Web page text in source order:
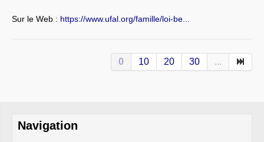
Sur le Web : https://www.ufal.org/famille/loi-be...
0 10 20 30 ...
Navigation